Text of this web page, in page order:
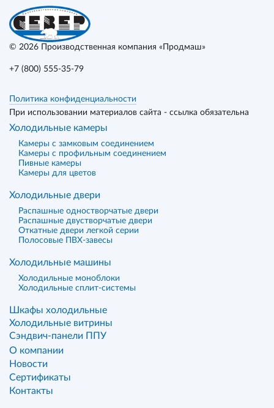
© 2026 Производственная компания «Продмаш»
+7 (800) 555-35-79
Политика конфиденциальности
При использовании материалов сайта - ссылка обязательна
Холодильные камеры
Камеры с замковым соединением
Камеры с профильным соединением
Пивные камеры
Камеры для цветов
Холодильные двери
Распашные одностворчатые двери
Распашные двустворчатые двери
Откатные двери легкой серии
Полосовые ПВХ-завесы
Холодильные машины
Холодильные моноблоки
Холодильные сплит-системы
Шкафы холодильные
Холодильные витрины
Сэндвич-панели ППУ
О компании
Новости
Сертификаты
Контакты